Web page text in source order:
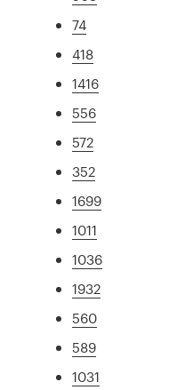
74
418
1416
556
572
352
1699
1011
1036
1932
560
589
1031